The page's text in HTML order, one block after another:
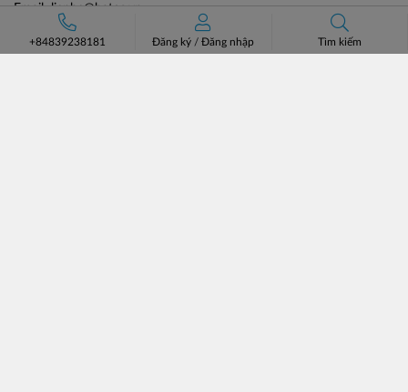
Email: lienhe@batos.vn
Mã số thuế: 0102806631
+84839238181 Đăng ký /Đăng nhập Tìm kiếm